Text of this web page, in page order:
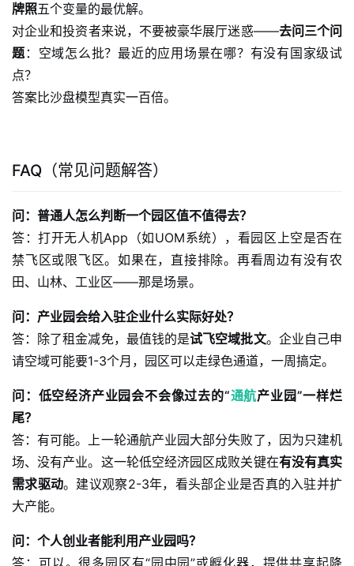
牌照五个变量的最优解。
对企业和投资者来说，不要被豪华展厅迷惑——去问三个问
题：空域怎么批？最近的应用场景在哪？有没有国家级试
点？
答案比沙盘模型真实一百倍。
FAQ（常见问题解答）
问：普通人怎么判断一个园区值不值得去？
答：打开无人机App（如UOM系统），看园区上空是否在
禁飞区或限飞区。如果在，直接排除。再看周边有没有农
田、山林、工业区——那是场景。
问：产业园会给入驻企业什么实际好处？
答：除了租金减免，最值钱的是试飞空域批文。企业自己申
请空域可能要1-3个月，园区可以走绿色通道，一周搞定。
问：低空经济产业园会不会像过去的“通航产业园”一样烂
尾？
答：有可能。上一轮通航产业园大部分失败了，因为只建机
场、没有产业。这一轮低空经济园区成败关键在有没有真实
需求驱动。建议观察2-3年，看头部企业是否真的入驻并扩
大产能。
问：个人创业者能利用产业园吗？